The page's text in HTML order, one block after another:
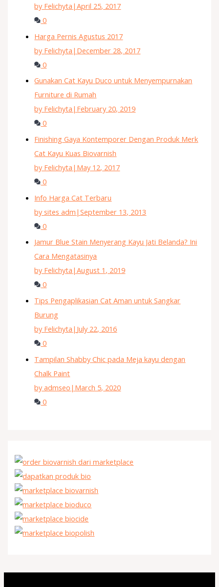
by Felichyta |April 25, 2017
0
Harga Pernis Agustus 2017
by Felichyta | December 28, 2017
0
Gunakan Cat Kayu Duco untuk Menyempurnakan
Furniture di Rumah
by Felichyta | February 20, 2019
0
Finishing Gaya Kontemporer Dengan Produk Merk
Cat Kayu Kuas Biovarnish
by Felichyta | May 12, 2017
0
Info Harga Cat Terbaru
by sites adm |September 13, 2013
0
Jamur Blue Stain Menyerang Kayu Jati Belanda? Ini
Cara Mengatasinya
by Felichyta |August 1, 2019
0
Tips Pengaplikasian Cat Aman untuk Sangkar
Burung
by Felichyta | July 22, 2016
0
Tampilan Shabby Chic pada Meja kayu dengan
Chalk Paint
by admseo | March 5, 2020
0